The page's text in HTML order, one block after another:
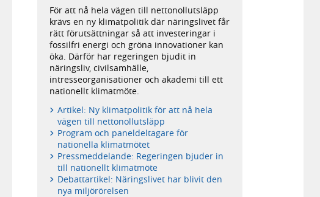
Ebba
Busch
och
klimat-
och
miljöminister
Romina
Pourmokhtari.
För att nå hela vägen till nettonollutsläpp
krävs en ny klimatpolitik där näringslivet får
rätt förutsättningar så att investeringar i
fossilfri energi och gröna innovationer kan
öka. Därför har regeringen bjudit in
näringsliv, civilsamhälle,
intresseorganisationer och akademi till ett
nationellt klimatmöte.
Artikel: Ny klimatpolitik för att nå hela
vägen till nettonollutsläpp
Program och paneldeltagare för
nationella klimatmötet
Pressmeddelande: Regeringen bjuder in
till nationellt klimatmöte
Debattartikel: Näringslivet har blivit den
nya miljörörelsen